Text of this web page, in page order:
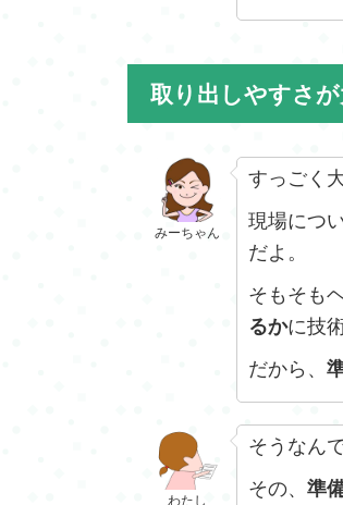
取り出しやすさ
みーちゃん
すっごく
現場につ
だよ。
そもそも
るかに技
だから、
わたし
そうなん
その、 準